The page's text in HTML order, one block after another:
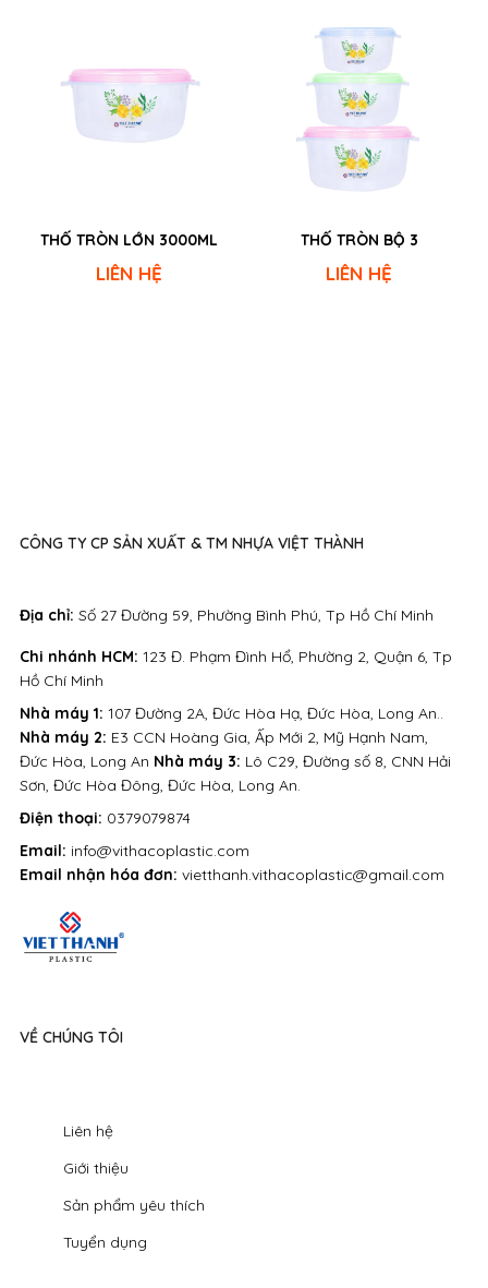
THỐ TRÒN LỚN 3000ML
LIÊN HỆ
THỐ TRÒN BỘ 3
LIÊN HỆ
VỀ CHÚNG TÔI
Liên hệ
Giới thiệu
Sản phẩm yêu thích
Tuyển dụng
Địa chỉ: Số 27 Đường 59, Phường Bình Phú, Tp Hồ Chí Minh
Điện thoại: 0379079874
Email: info@vithacoplastic.com
Email nhận hóa đơn: vietthanh.vithacoplastic@gmail.com
CÔNG TY CP SẢN XUẤT & TM NHỰA VIỆT THÀNH
Nhà máy 1: 107 Đường 2A, Đức Hòa Hạ, Đức Hòa, Long An..
Nhà máy 2: E3 CCN Hoàng Gia, Ấp Mới 2, Mỹ Hạnh Nam,
Đức Hòa, Long An Nhà máy 3: Lô C29, Đường số 8, CNN Hải
Sơn, Đức Hòa Đông, Đức Hòa, Long An.
Chi nhánh HCM: 123 Đ. Phạm Đình Hổ, Phường 2, Quận 6, Tp
Hồ Chí Minh